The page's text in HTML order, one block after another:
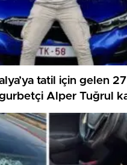
tatil için gelen 27
Alper Tuğrul